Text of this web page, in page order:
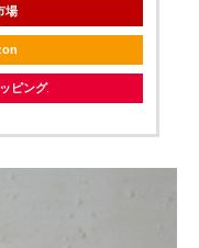
場
ピング